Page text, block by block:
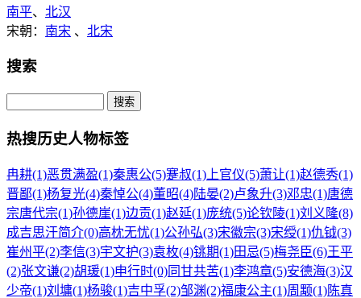
南平、 北汉
宋朝： 南宋 、 北宋
搜索
热搜历史人物标签
冉耕(1)恶贯满盈(1)秦惠公(5)蹇叔(1) 上官仪(5)萧让(1)赵德秀(1)
晋鄙(1)杨复光(4)秦悼公(4)董昭(4)陆晏(2)卢象升(3)邓忠(1)唐德
宗唐代宗(1)孙德崖(1)边贡(1)赵延(1)庞统(5)论钦陵(1)刘义隆(8)
成吉思汗简介(0)高枕无忧(1)公孙弘(3)宋徽宗(3)宋绶(1)仇钺(3)
崔州平(2)李信(3)宇文护(3)袁枚(4)铫期(1)田忌(5)梅尧臣(6)王平
(2)张文谦(2)胡瑗(1)申行时(0)同甘共苦(1)李鸿章(5)安德海(3)汉
少帝(1)刘墉(1)杨骏(1)吉中孚(2)邹渊(2)福康公主(1)周颙(1)陈真